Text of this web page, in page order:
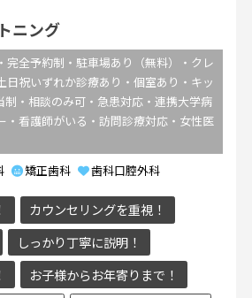
ニング
完全予約制・駐車場あり（無料）・クレ
日祝いずれか診療あり・個室あり・キッ
制・相談のみ可・急患対応・連携大学病
・看護師がいる・訪問診療対応・女性医
矯正歯科 歯科口腔外科
カウンセリングを重視！
しっかり丁寧に説明！
お子様からお年寄りまで！